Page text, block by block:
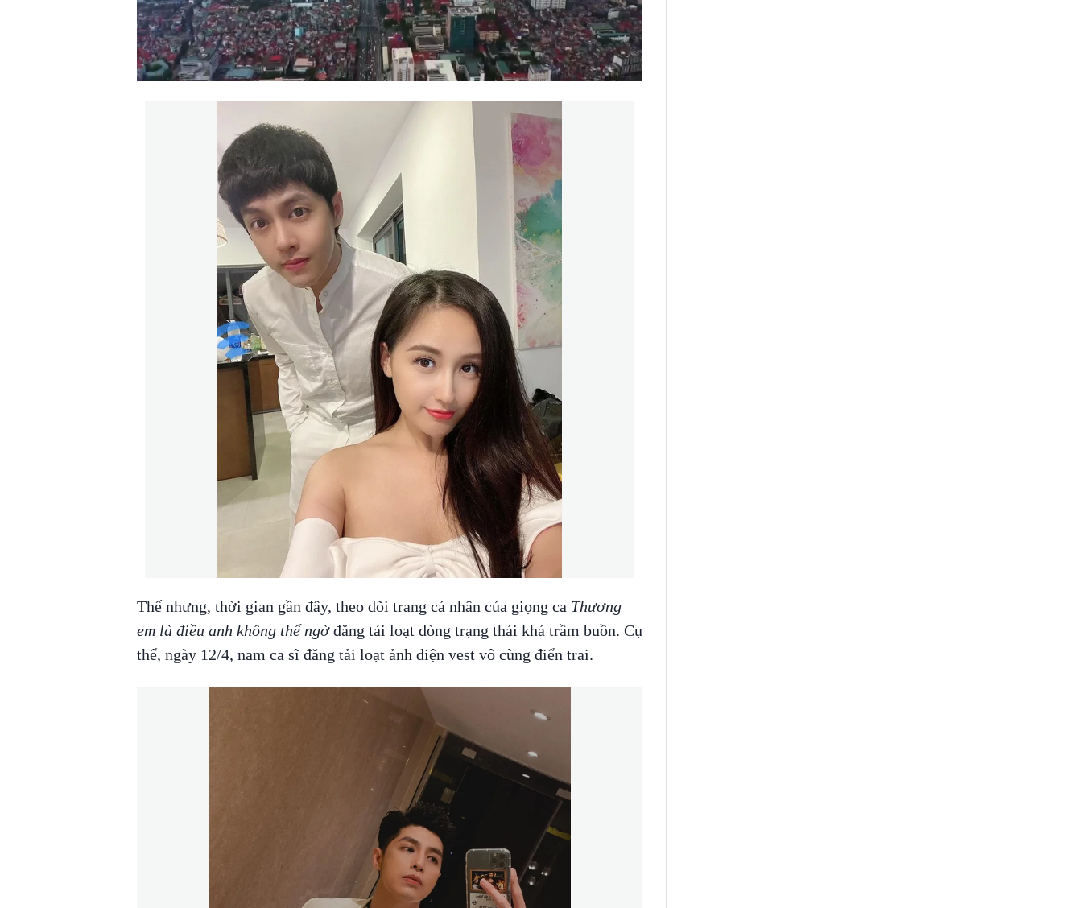
Thế nhưng, thời gian gần đây, theo dõi trang cá nhân của giọng ca Thương
em là điều anh không thể ngờđăng tải loạt dòng trạng thái khá trầm buồn. Cụ
thể, ngày 12/4, nam ca sĩ đăng tải loạt ảnh diện vest vô cùng điển trai.